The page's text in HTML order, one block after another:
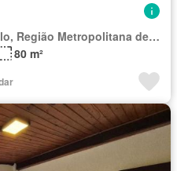
Região Imediata de São Paulo, Região Metropolitana de São Paulo
80 m²